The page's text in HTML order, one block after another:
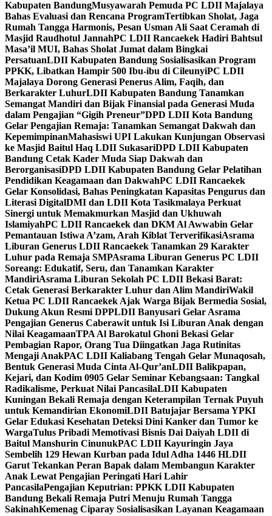
Kabupaten BandungMusyawarah Pemuda PC LDII Majalaya
Bahas Evaluasi dan Rencana ProgramTertibkan Sholat, Jaga
Rumah Tangga Harmonis, Pesan Usman Ali Saat Ceramah di
Masjid Raudhotul JannahPC LDII Rancaekek Hadiri Bahtsul
Masa’il MUI, Bahas Sholat Jumat dalam Bingkai
PersatuanLDII Kabupaten Bandung Sosialisasikan Program
PPKK, Libatkan Hampir 500 Ibu-ibu di CileunyiPC LDII
Majalaya Dorong Generasi Penerus Alim, Faqih, dan
Berkarakter LuhurLDII Kabupaten Bandung Tanamkan
Semangat Mandiri dan Bijak Finansial pada Generasi Muda
dalam Pengajian “Gigih Preneur”DPD LDII Kota Bandung
Gelar Pengajian Remaja: Tanamkan Semangat Dakwah dan
KepemimpinanMahasiswi UPI Lakukan Kunjungan Observasi
ke Masjid Baitul Haq LDII SukasariDPD LDII Kabupaten
Bandung Cetak Kader Muda Siap Dakwah dan
BerorganisasiDPD LDII Kabupaten Bandung Gelar Pelatihan
Pendidikan Keagamaan dan DakwahPC LDII Rancaekek
Gelar Konsolidasi, Bahas Peningkatan Kapasitas Pengurus dan
Literasi DigitalDMI dan LDII Kota Tasikmalaya Perkuat
Sinergi untuk Memakmurkan Masjid dan Ukhuwah
IslamiyahPC LDII Rancaekek dan DKM Al Awwabin Gelar
Pemantauan Istiwa A’zam, Arah Kiblat TerverifikasiAsrama
Liburan Generus LDII Rancaekek Tanamkan 29 Karakter
Luhur pada Remaja SMPAsrama Liburan Generus PC LDII
Soreang: Edukatif, Seru, dan Tanamkan Karakter
MandiriAsrama Liburan Sekolah PC LDII Bekasi Barat:
Cetak Generasi Berkarakter Luhur dan Alim MandiriWakil
Ketua PC LDII Rancaekek Ajak Warga Bijak Bermedia Sosial,
Dukung Akun Resmi DPPLDII Banyusari Gelar Asrama
Pengajian Generus Caberawit untuk Isi Liburan Anak dengan
Nilai KeagamaanTPA Al Barokatul Ghoni Bekasi Gelar
Pembagian Rapor, Orang Tua Diingatkan Jaga Rutinitas
Mengaji AnakPAC LDII Kaliabang Tengah Gelar Munaqosah,
Bentuk Generasi Muda Cinta Al-Qur’anLDII Balikpapan,
Kejari, dan Kodim 0905 Gelar Seminar Kebangsaan: Tangkal
Radikalisme, Perkuat Nilai PancasilaLDII Kabupaten
Kuningan Bekali Remaja dengan Keterampilan Ternak Puyuh
untuk Kemandirian EkonomiLDII Batujajar Bersama YPKI
Gelar Edukasi Kesehatan Deteksi Dini Kanker dan Tumor ke
WargaTulus Pribadi Memotivasi Bisnis Dai Daiyah LDII di
Baitul Manshurin CinunukPAC LDII Kayuringin Jaya
Sembelih 129 Hewan Kurban pada Idul Adha 1446 HLDII
Garut Tekankan Peran Bapak dalam Membangun Karakter
Anak Lewat Pengajian Peringati Hari Lahir
PancasilaPengajian Keputrian: PPKK LDII Kabupaten
Bandung Bekali Remaja Putri Menuju Rumah Tangga
SakinahKemenag Ciparay Sosialisasikan Layanan Keagamaan